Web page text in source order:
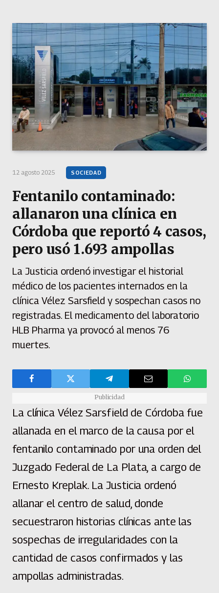
12 agosto 2025 SOCIEDAD
Fentanilo contaminado:
allanaron una clínica en
Córdoba que reportó 4 casos,
pero usó 1.693 ampollas
La Justicia ordenó investigar el historial
médico de los pacientes internados en la
clínica Vélez Sarsfield y sospechan casos no
registradas. El medicamento del laboratorio
HLB Pharma ya provocó al menos 76
muertes.
Publicidad
La clínica Vélez Sarsfield de Córdoba fue
allanada en el marco de la causa por el
fentanilo contaminado por una orden del
Juzgado Federal de La Plata, a cargo de
Ernesto Kreplak. La Justicia ordenó
allanar el centro de salud, donde
secuestraron historias clínicas ante las
sospechas de irregularidades con la
cantidad de casos confirmados y las
ampollas administradas.